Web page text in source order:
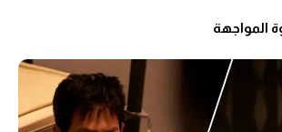
المواجهة